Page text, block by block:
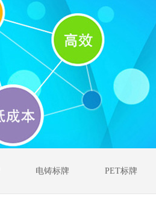
电铸标牌 PET标牌